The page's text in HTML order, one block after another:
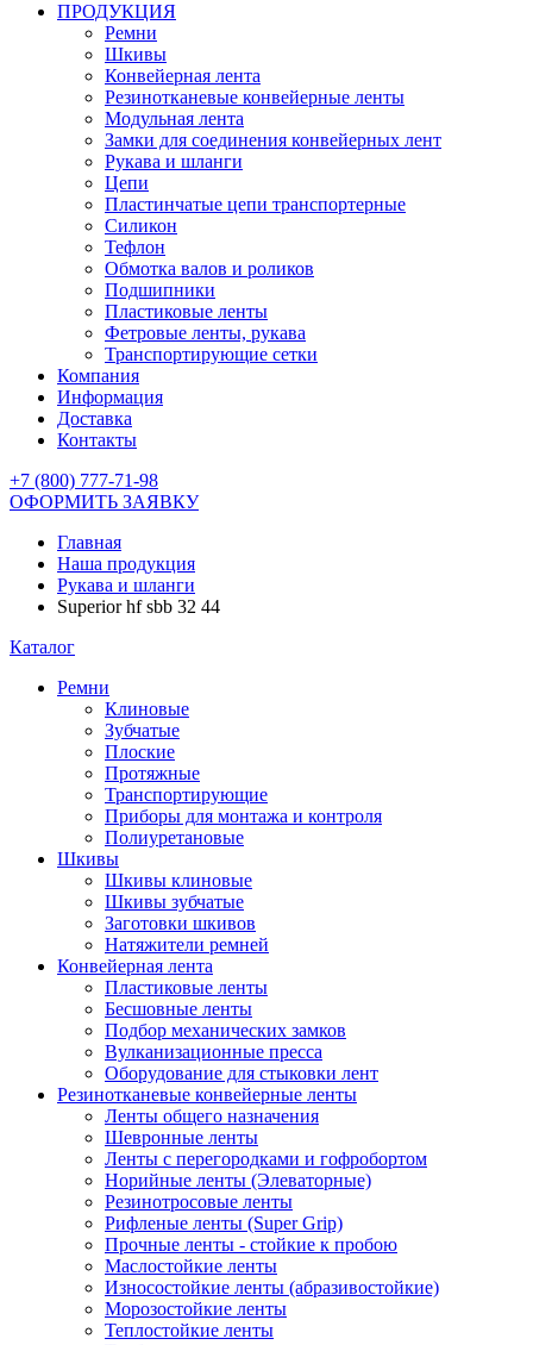
ПРОДУКЦИЯ
Ремни
Шкивы
Конвейерная лента
Резинотканевые конвейерные ленты
Модульная лента
Замки для соединения конвейерных лент
Рукава и шланги
Цепи
Пластинчатые цепи транспортерные
Силикон
Тефлон
Обмотка валов и роликов
Подшипники
Пластиковые ленты
Фетровые ленты, рукава
Транспортирующие сетки
Компания
Информация
Доставка
Контакты
+7 (800) 777-71-98
ОФОРМИТЬ ЗАЯВКУ
Главная
Наша продукция
Рукава и шланги
Superior hf sbb 32 44
Каталог
Ремни
Клиновые
Зубчатые
Плоские
Протяжные
Транспортирующие
Приборы для монтажа и контроля
Полиуретановые
Шкивы
Шкивы клиновые
Шкивы зубчатые
Заготовки шкивов
Натяжители ремней
Конвейерная лента
Пластиковые ленты
Бесшовные ленты
Подбор механических замков
Вулканизационные пресса
Оборудование для стыковки лент
Резинотканевые конвейерные ленты
Ленты общего назначения
Шевронные ленты
Ленты с перегородками и гофробортом
Норийные ленты (Элеваторные)
Резинотросовые ленты
Рифленые ленты (Super Grip)
Прочные ленты - стойкие к пробою
Маслостойкие ленты
Износостойкие ленты (абразивостойкие)
Морозостойкие ленты
Теплостойкие ленты